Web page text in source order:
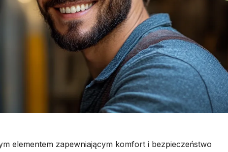
elementem zapewniającym komfort i bezpieczeństwo